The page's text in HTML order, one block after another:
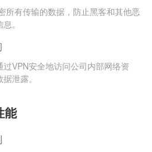
所有传输的数据，防止黑客和其他恶
。
VPN安全地访问公司内部网络资
泄露。
能